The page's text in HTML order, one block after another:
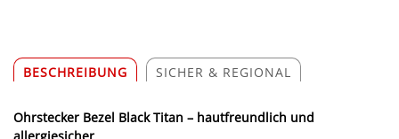
BESCHREIBUNG SICHER & REGIONAL
Ohrstecker Bezel Black Titan – hautfreundlich und